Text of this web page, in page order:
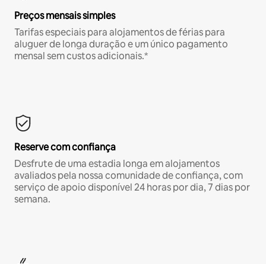
Preços mensais simples
Tarifas especiais para alojamentos de férias para
aluguer de longa duração e um único pagamento
mensal sem custos adicionais.*
Reserve com confiança
Desfrute de uma estadia longa em alojamentos
avaliados pela nossa comunidade de confiança, com
serviço de apoio disponível 24 horas por dia, 7 dias por
semana.